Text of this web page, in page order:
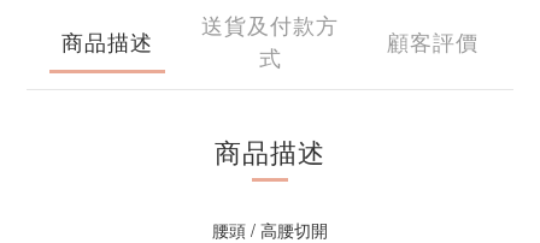
商品描述
送貨及付款方
式
顧客評價
商品描述
腰頭 / 高腰切開